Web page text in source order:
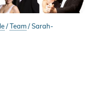
/Team/Sarah-